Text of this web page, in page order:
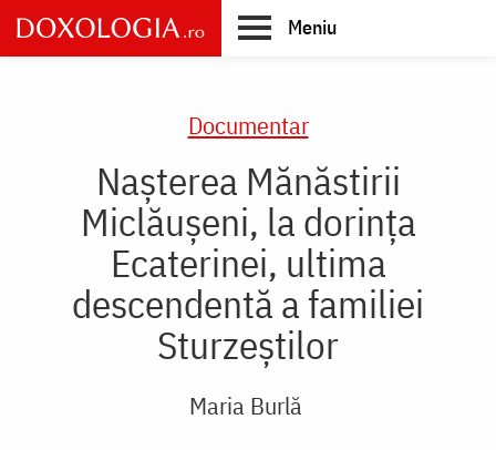
Skip
to
main
Meniu
Documentar
Nașterea Mănăstirii
Miclăușeni, la dorința
Ecaterinei, ultima
descendentă a familiei
Sturzeștilor
Maria Burlă